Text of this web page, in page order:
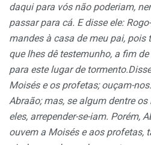
daqui para vós não poderiam,
passar para cá. E disse ele:
mandes à casa de meu pai, pois
que lhes dê testemunho, a fim
para este lugar de
Moisés e os profetas; ouçam-
Abraão; mas, se algum dentre
eles, arrepender-se-iam. Porém,
ouvem a Moisés e aos profetas,